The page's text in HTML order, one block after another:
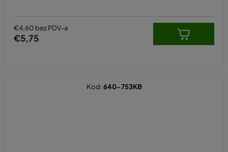
€4,60 bez PDV-a
€5,75
Kod:640-753KB